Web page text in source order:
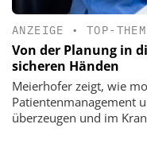
ANZEIGE •TOP-
Von der Planung in
sicheren Händen
Meierhofer zeigt, wie
Patientenmanagement
überzeugen und im